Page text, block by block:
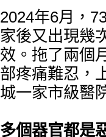
2024年6月，
家後又出現幾
效。拖了兩個
部疼痛難忍，
城一家市級醫
多個器官都是